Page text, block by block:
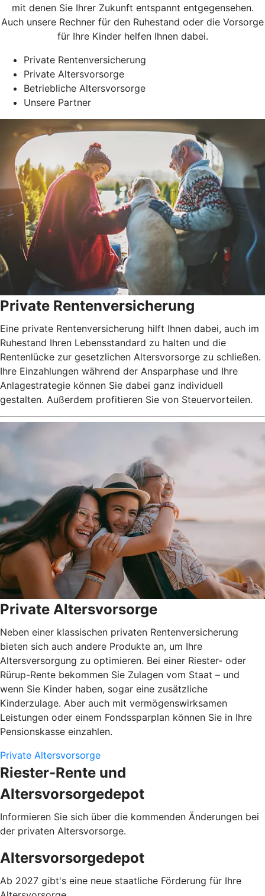
mit denen Sie Ihrer Zukunft entspannt entgegensehen.
Auch unsere Rechner für den Ruhestand oder die Vorsorge
für Ihre Kinder helfen Ihnen dabei.
Private Rentenversicherung
Private Altersvorsorge
Betriebliche Altersvorsorge
Unsere Partner
Private Rentenversicherung
Eine private Rentenversicherung hilft Ihnen dabei, auch im
Ruhestand Ihren Lebensstandard zu halten und die
Rentenlücke zur gesetzlichen Altersvorsorge zu schließen.
Ihre Einzahlungen während der Ansparphase und Ihre
Anlagestrategie können Sie dabei ganz individuell
gestalten. Außerdem profitieren Sie von Steuervorteilen.
Private Altersvorsorge
Neben einer klassischen privaten Rentenversicherung
bieten sich auch andere Produkte an, um Ihre
Altersversorgung zu optimieren. Bei einer Riester- oder
Rürup-Rente bekommen Sie Zulagen vom Staat – und
wenn Sie Kinder haben, sogar eine zusätzliche
Kinderzulage. Aber auch mit vermögenswirksamen
Leistungen oder einem Fondssparplan können Sie in Ihre
Pensionskasse einzahlen.
Private Altersvorsorge
Riester-Rente und
Altersvorsorgedepot
Informieren Sie sich über die kommenden Änderungen bei
der privaten Altersvorsorge.
Altersvorsorgedepot
Ab 2027 gibt's eine neue staatliche Förderung für Ihre